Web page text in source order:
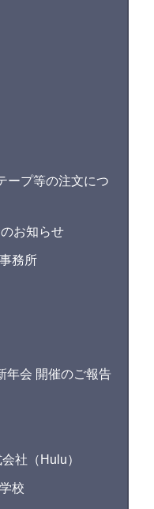
ープ等の注文につ
お知らせ
務所
年会 開催のご報告
社（Hulu）
校